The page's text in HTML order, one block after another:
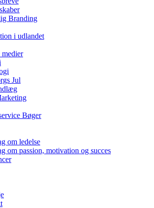
Branding
i udlandet
medier
Jul
Bøger
om ledelse
om passion, motivation og succes